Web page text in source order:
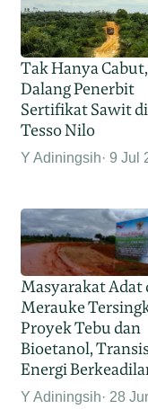
Tak Hanya
Dalang Penerbit
Sertifikat Sawit di
Tesso Nilo
Y Adiningsih 9 Jul
Masyarakat Adat
Merauke
Proyek Tebu dan
Bioetanol,
Energi
Y Adiningsih 28